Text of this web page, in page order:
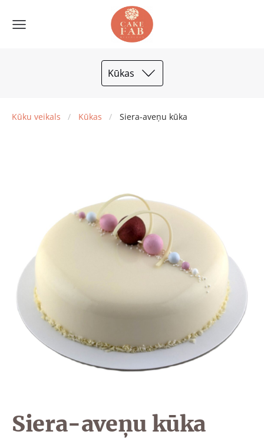
Kūkas
Kūku veikals Kūkas Siera-aveņu kūka
Siera-aveņu kūka